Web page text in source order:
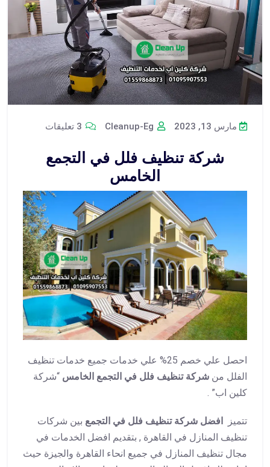
مارس 13, 2023
شركة تنظيف فلل في التجمع
الخامس
احصل علي خصم 25% علي خدمات جميع خدمات تنظيف
الفلل من شركة تنظيف فلل في التجمع الخامس “شركة
كلين اب” .
تتميز افضل شركة تنظيف فلل في التجمع بين شركات
تنظيف المنازل في القاهرة , بتقديم افضل الخدمات في
مجال تنظيف المنازل في جميع انحاء القاهرة والجيزة حيث